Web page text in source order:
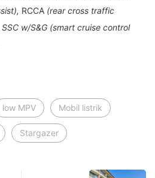
RCCA (rear cross traffic
w/S&G (smart cruise control
low MPV Mobil listrik
Stargazer